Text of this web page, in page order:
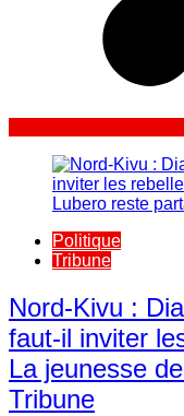
Politique
Tribune
Nord-Kivu :
faut-il inviter
La jeunesse
Tribune